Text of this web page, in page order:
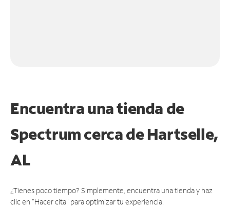
Encuentra una tienda de
Spectrumcerca de Hartselle,
AL
¿Tienes poco tiempo? Simplemente, encuentra una tienda y haz
clic en "Hacer cita" para optimizar tu experiencia.